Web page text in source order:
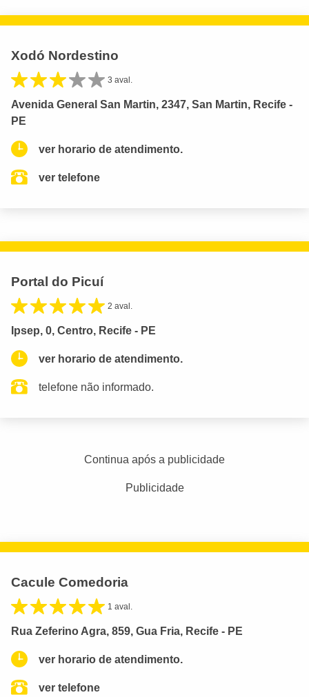
Xodó Nordestino
3 aval.
Avenida General San Martin, 2347, San Martin, Recife -
PE
ver horario de atendimento.
ver telefone
Portal do Picuí
2 aval.
Ipsep, 0, Centro, Recife - PE
ver horario de atendimento.
telefone não informado.
Continua após a publicidade
Publicidade
Cacule Comedoria
1 aval.
Rua Zeferino Agra, 859, Gua Fria, Recife - PE
ver horario de atendimento.
ver telefone